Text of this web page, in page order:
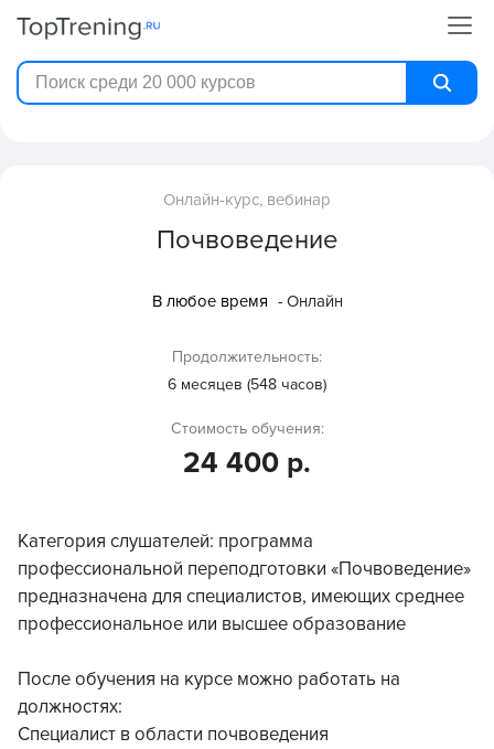
Онлайн-курс, вебинар
Почвоведение
В любое время - Онлайн
Продолжительность:
6 месяцев (548 часов)
Стоимость обучения:
24 400 р.
Категория слушателей: программа
профессиональной переподготовки «Почвоведение»
предназначена для специалистов, имеющих среднее
профессиональное или высшее образование
После обучения на курсе можно работать на
должностях:
Специалист в области почвоведения